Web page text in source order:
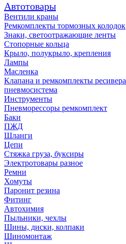
Автотовары
Вентили краны
Ремкомплекты тормозных колодок
Знаки, светоотражающие ленты
Стопорные кольца
Крыло, полукрыло, крепления
Лампы
Масленка
Клапана и ремкомплекты ресивера
пневмосистема
Инструменты
Пневморессоры ремкомплект
Баки
ПЖД
Шланги
Цепи
Стяжка груза, буксиры
Электротовары разное
Ремни
Хомуты
Паронит резина
Фитинг
Автохимия
Пыльники, чехлы
Шины, диски, колпаки
Шиномонтаж